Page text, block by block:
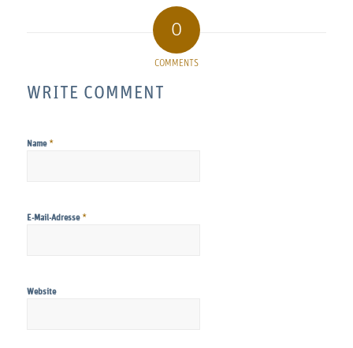
0
COMMENTS
WRITE COMMENT
Name *
E-Mail-Adresse *
Website